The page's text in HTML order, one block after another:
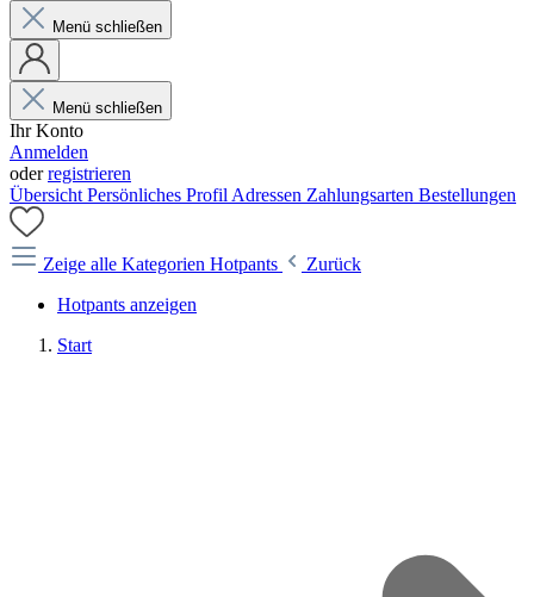
Menü schließen
Menü schließen
Ihr Konto
Anmelden
oderregistrieren
Übersicht Persönliches Profil Adressen Zahlungsarten Bestellungen
Zeige alle Kategorien Hotpants
Zurück
Hotpants anzeigen
Start